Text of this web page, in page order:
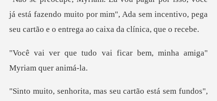
á está fazendo muito por mim", Ada sem incentivo, pega
ai ficar bem, minha amig
eu cartão está sem fundos",